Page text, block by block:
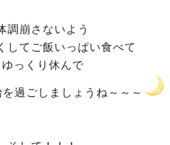
調崩さないよう
してご飯いっぱい食べて
ゆっくり休んで
過ごしましょうね～～～